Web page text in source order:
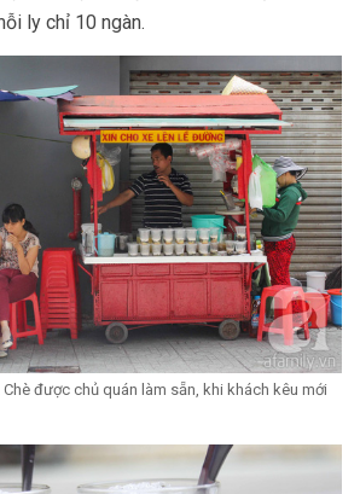
ly chỉ 10 ngàn.
được chủ quán làm sẵn, khi khách kêu mới